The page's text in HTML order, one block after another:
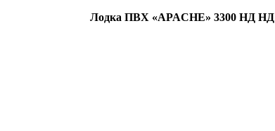
Лодка ПВХ «APACHE» 3300 НД НД